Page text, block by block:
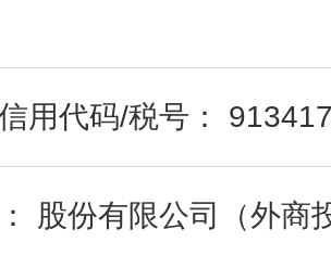
用代码/税号：
股份有限公司（外商